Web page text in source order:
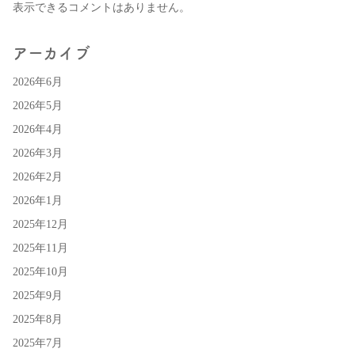
表示できるコメントはありません。
アーカイブ
2026年6月
2026年5月
2026年4月
2026年3月
2026年2月
2026年1月
2025年12月
2025年11月
2025年10月
2025年9月
2025年8月
2025年7月